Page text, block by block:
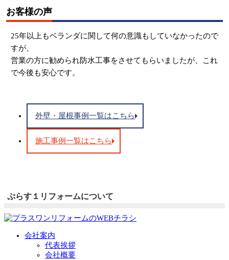
お客様の声
25年以上もベランダに関して何の意識もしていなかったので
すが、
営業の方に勧められ防水工事をさせてもらいましたが、これ
で今後も安心です。
外壁・屋根事例一覧はこちら
施工事例一覧はこちら
ぷらす１リフォームについて
会社案内
代表挨拶
会社概要